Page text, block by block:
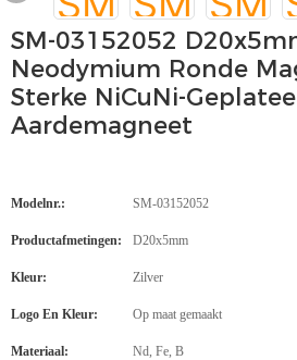
SM-03152052
Neodymium Ronde
Sterke NiCuNi-
Aardemagneet
Modelnr.: SM-03152052
Productafmetingen: D20x5mm
Kleur: Zilver
Logo En Kleur: Op maat gemaakt
Materiaal: Nd, Fe, B